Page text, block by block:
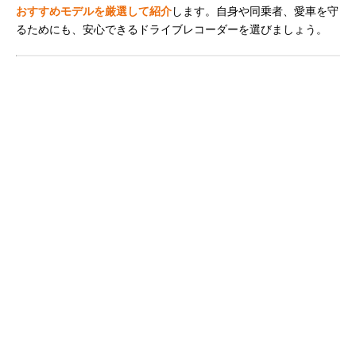
おすすめモデルを厳選して紹介します。自身や同乗者、愛車を守
るためにも、安心できるドライブレコーダーを選びましょう。